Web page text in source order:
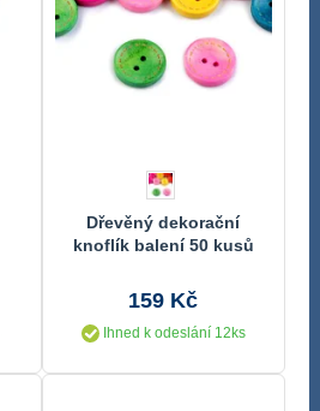
Dřevěný dekorační
knoflík balení 50 kusů
159 Kč
Ihned k odeslání 12ks